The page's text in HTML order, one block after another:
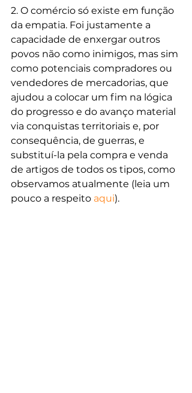
2. O comércio só existe em função
da empatia. Foi justamente a
capacidade de enxergar outros
povos não como inimigos, mas sim
como potenciais compradores ou
vendedores de mercadorias, que
ajudou a colocar um fim na lógica
do progresso e do avanço material
via conquistas territoriais e, por
consequência, de guerras, e
substituí-la pela compra e venda
de artigos de todos os tipos, como
observamos atualmente (leia um
pouco a respeito aqui).